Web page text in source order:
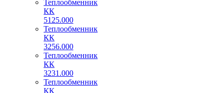
Теплообменник
КК
5125.000
Теплообменник
КК
3256.000
Теплообменник
КК
3231.000
Теплообменник
КК